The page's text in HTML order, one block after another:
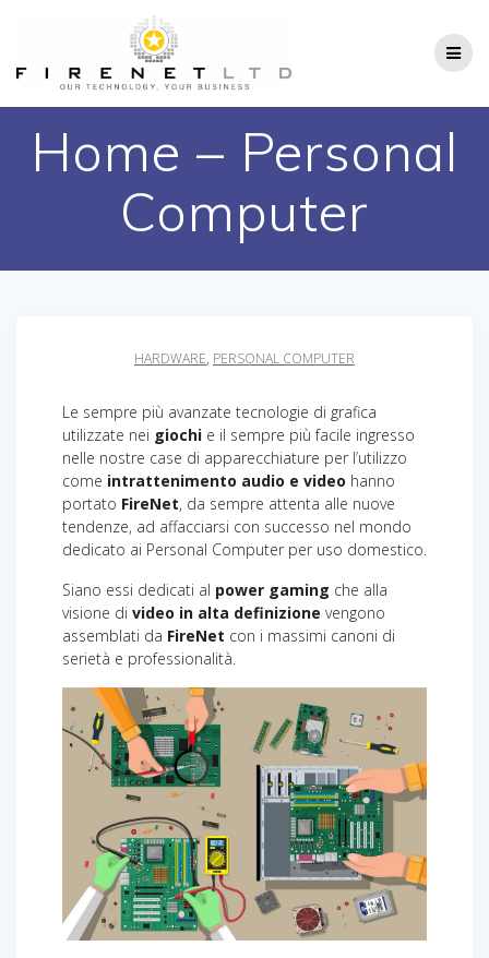
Home – Personal
Computer
HARDWARE, PERSONAL COMPUTER
Le sempre più avanzate tecnologie di grafica
utilizzate nei giochi e il sempre più facile ingresso
nelle nostre case di apparecchiature per l’utilizzo
come intrattenimento audio e video hanno
portato FireNet, da sempre attenta alle nuove
tendenze, ad affacciarsi con successo nel mondo
dedicato ai Personal Computer per uso domestico.
Siano essi dedicati al power gaming che alla
visione di video in alta definizione vengono
assemblati da FireNet con i massimi canoni di
serietà e professionalità.